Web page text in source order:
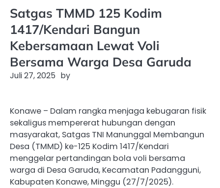
Satgas TMMD 125 Kodim
1417/Kendari Bangun
Kebersamaan Lewat Voli
Bersama Warga Desa Garuda
Juli 27, 2025 by
Konawe – Dalam rangka menjaga kebugaran fisik
sekaligus mempererat hubungan dengan
masyarakat, Satgas TNI Manunggal Membangun
Desa (TMMD) ke-125 Kodim 1417/Kendari
menggelar pertandingan bola voli bersama
warga di Desa Garuda, Kecamatan Padangguni,
Kabupaten Konawe, Minggu (27/7/2025).